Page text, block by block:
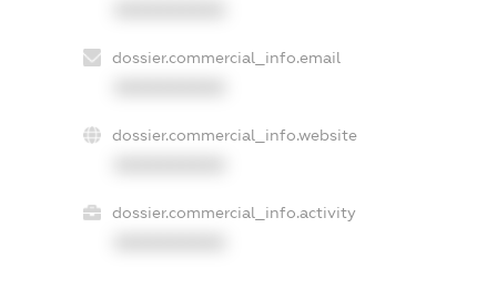
dossier.commercial_info.email
dossier.commercial_info.website
dossier.commercial_info.activity